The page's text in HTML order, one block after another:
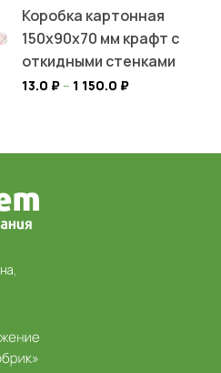
Коробка картонная
150х90х70 мм крафт с
откидными стенками
13.0 ₽– 1 150.0 ₽